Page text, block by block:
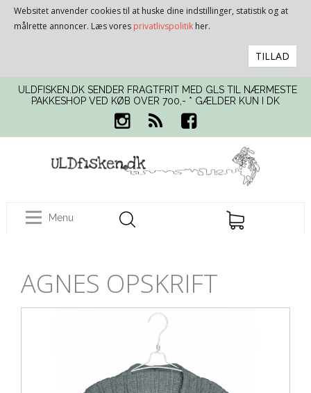
Websitet anvender cookies til at huske dine indstillinger, statistik og at
målrette annoncer. Læs vores privatlivspolitik her.
TILLAD
ULDFISKEN.DK SENDER FRAGTFRIT MED GLS TIL NÆRMESTE
PAKKESHOP VED KØB OVER 700,- * GÆLDER KUN I DK
Menu
AGNES OPSKRIFT